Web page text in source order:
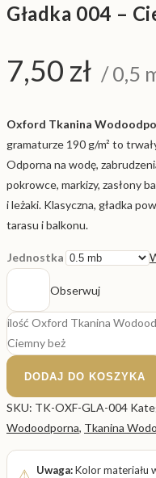
Gładka 004 –
7,50 zł / 0,5
Oxford Tkanina
gramaturze 190 g/m² to
Odporna na wodę,
pokrowce, markizy, zasłony
i leżaki. Klasyczna, gładka
tarasu i balkonu.
Jednostka
Obserwuj
ilość Oxford Tkanina
Ciemny beż
DODAJ DO KOSZYKA
SKU: TK-OXF-GLA-004
Wodoodporna, Tkanina
Uwaga:Kolor materiału